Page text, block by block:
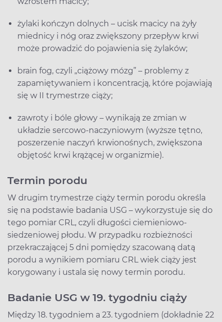
żylaki kończyn dolnych – ucisk macicy na żyły
miednicy i nóg oraz zwiększony przepływ krwi
może prowadzić do pojawienia się żylaków;
brain fog, czyli „ciążowy mózg” – problemy z
zapamiętywaniem i koncentracją, które pojawiają
się w II trymestrze ciąży;
zawroty i bóle głowy – wynikają ze zmian w
układzie sercowo-naczyniowym (wyższe tętno,
poszerzenie naczyń krwionośnych, zwiększona
objętość krwi krążącej w organizmie).
Termin porodu
W drugim trymestrze ciąży termin porodu określa
się na podstawie badania USG – wykorzystuje się do
tego pomiar CRL, czyli długości ciemieniowo-
siedzeniowej płodu. W przypadku rozbieżności
przekraczającej 5 dni pomiędzy szacowaną datą
porodu a wynikiem pomiaru CRL wiek ciąży jest
korygowany i ustala się nowy termin porodu.
Badanie USG w 19. tygodniu ciąży
Między 18. tygodniem a 23. tygodniem (dokładnie 22